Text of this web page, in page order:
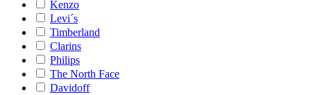
Kenzo
Levi´s
Timberland
Clarins
Philips
The North Face
Davidoff